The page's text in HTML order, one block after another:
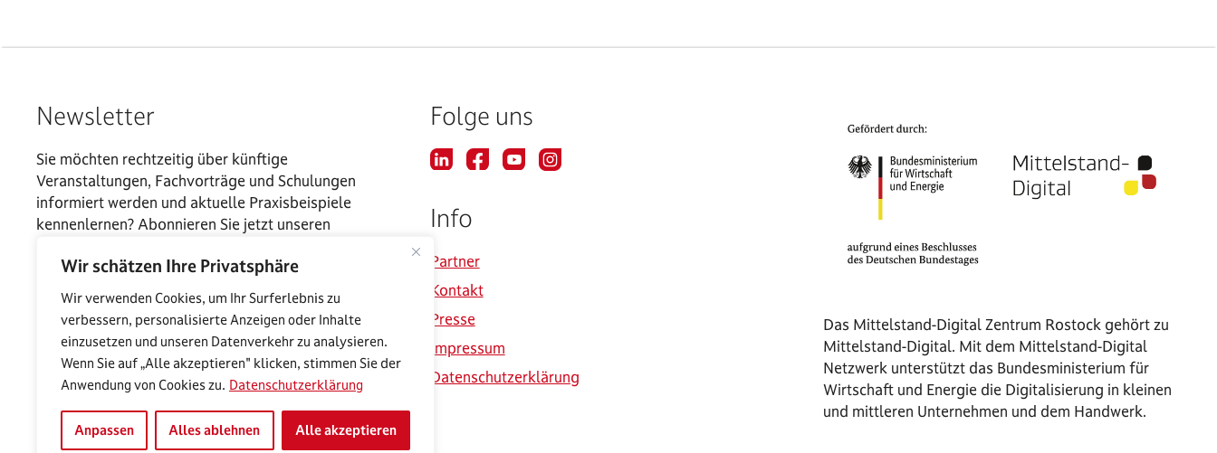
Wir schätzen Ihre Privatsphäre
Wir verwenden Cookies, um Ihr Surferlebnis zu
verbessern, personalisierte Anzeigen oder Inhalte
einzusetzen und unseren Datenverkehr zu analysieren.
Wenn Sie auf „Alle akzeptieren" klicken, stimmen Sie der
Anwendung von Cookies zu. Datenschutzerklärung
Anpassen Alles ablehnen Alle akzeptieren
Newsletter
Sie möchten rechtzeitig über künftige
Veranstaltungen, Fachvorträge und Schulungen
informiert werden und aktuelle Praxisbeispiele
kennenlernen? Abonnieren Sie jetzt unseren
Folge uns
Info
Partner
Kontakt
Presse
Impressum
Datenschutzerklärung
Das Mittelstand-Digital Zentrum Rostock gehört zu
Mittelstand-Digital. Mit dem Mittelstand-Digital
Netzwerk unterstützt das Bundesministerium für
Wirtschaft und Energie die Digitalisierung in kleinen
und mittleren Unternehmen und dem Handwerk.